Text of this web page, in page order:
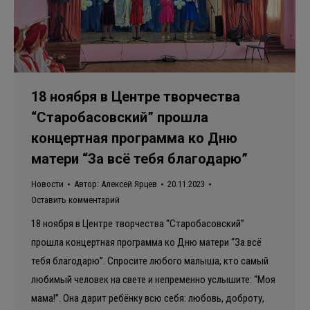
18 ноября в Центре творчества
“Старобасовский” прошла
концертная программа ко Дню
матери “За всё тебя благодарю”
Новости Автор: Алексей Ярцев
20.11.2023
Оставить комментарий
18 ноября в Центре творчества “Старобасовский”
прошла концертная программа ко Дню матери “За всё
тебя благодарю”. Спросите любого малыша, кто самый
любимый человек на свете и непременно услышите: “Моя
мама!”. Она дарит ребёнку всю себя: любовь, доброту,